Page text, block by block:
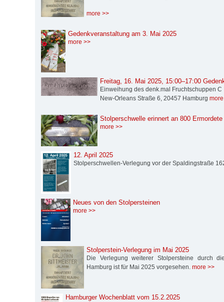
more >>
Gedenkveranstaltung am 3. Mai 2025
more >>
Freitag, 16. Mai 2025, 15:00–17:00
Einweihung des denk.mal Fruchtschuppen C
New-Orleans Straße 6, 20457 Hamburg
Stolperschwelle erinnert an 800
more >>
12. April 2025
Stolperschwellen-Verlegung vor der Spaldingstraße
Neues von den Stolpersteinen
more >>
Stolperstein-Verlegung im Mai 2025
Die Verlegung weiterer Stolpersteine durch
Hamburg ist für Mai 2025 vorgesehen. more >>
Hamburger Wochenblatt vom 15.2.2025